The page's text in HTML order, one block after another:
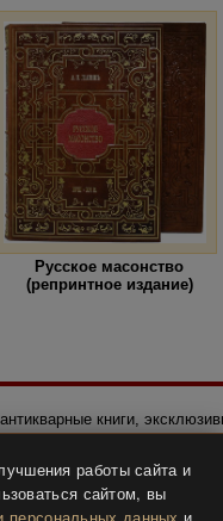
Русское масонство
(репринтное издание)
книги,
работы сайта и
сайтом, вы